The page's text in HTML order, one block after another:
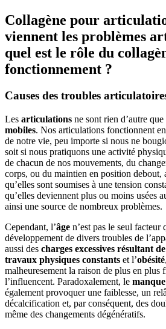
Collagène pour
viennent les problèmes
quel est le rôle du
fonctionnement ?
Causes des troubles
Les articulations ne sont rien d’autre que
mobiles. Nos articulations fonctionnent
de notre vie, peu importe si nous ne
soit si nous pratiquons une activité
de chacun de nos mouvements, du
corps, ou du maintien en position debout,
qu’elles sont soumises à une tension
qu’elles deviennent plus ou moins usées
ainsi une source de nombreux problèmes.
Cependant, l’âge n’est pas le seul facteur
développement de divers troubles de
aussi des charges excessives résultant
travaux physiques constants et l’obésité
malheuresement la raison de plus en plus
l’influencent. Paradoxalement, le
également provoquer une faiblesse, un
décalcification et, par conséquent, des
même des changements dégénératifs.